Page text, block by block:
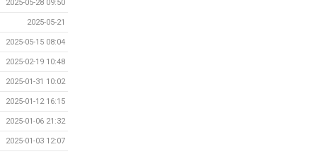
2025-05-28 09:50
2025-05-21
2025-05-15 08:04
2025-02-19 10:48
2025-01-31 10:02
2025-01-12 16:15
2025-01-06 21:32
2025-01-03 12:07